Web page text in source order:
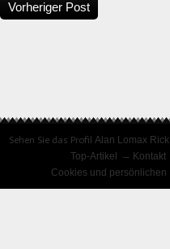
Vorheriger Post
Sehen Sie das ProfilAlan Lomax
Top-Artikel
Kontakt
Cookies und persönlichen